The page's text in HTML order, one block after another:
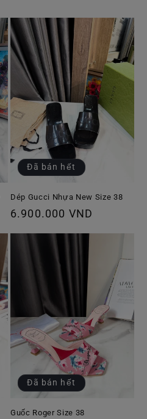
Đã bán hết
Dép Gucci Nhựa New Size 38
Giá
6.900.000 VND
Đã bán hết
Guốc Roger Size 38